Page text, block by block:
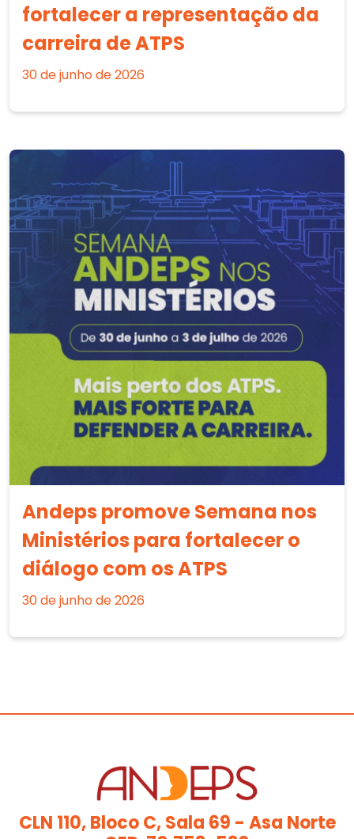
fortalecer a representação da
carreira de ATPS
30 de junho de 2026
Andeps promove Semana nos
Ministérios para fortalecer o
diálogo com os ATPS
30 de junho de 2026
CLN 110, Bloco C, Sala 69 - Asa Norte